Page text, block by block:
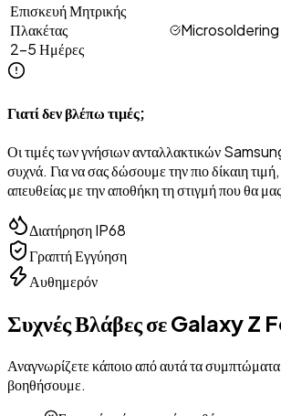
Επισκευή Μητρικής
Πλακέτας
2-5 Ημέρες
Microsoldering
Γιατί δεν βλέπω τιμές;
Οι τιμές των γνήσιων ανταλλακτικών
συχνά. Για να σας δώσουμε την πιο δίκαιη
απευθείας με την αποθήκη τη στιγμή που θα
Διατήρηση IP68
Γραπτή Εγγύηση
Αυθημερόν
Συχνές Βλάβες σεGalaxy Z
Αναγνωρίζετε κάποιο από αυτά τα
βοηθήσουμε.